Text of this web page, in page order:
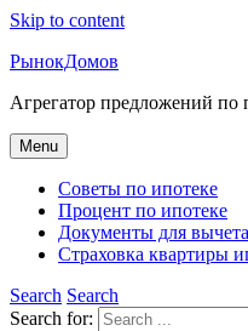
Skip to content
РынокДомов
Агрегатор предложений по
Menu
Советы по ипотеке
Процент по ипотеке
Документы для вычета
Страховка квартиры
Search Search
Search for: